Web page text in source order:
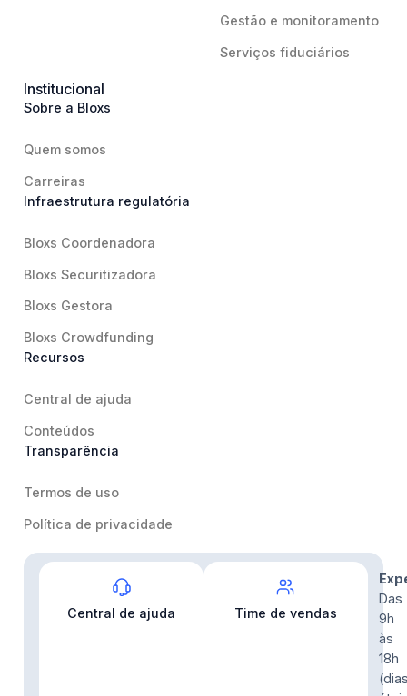
Gestão e monitoramento
Serviços fiduciários
Institucional
Sobre a Bloxs
Quem somos
Carreiras
Infraestrutura regulatória
Bloxs Coordenadora
Bloxs Securitizadora
Bloxs Gestora
Bloxs Crowdfunding
Recursos
Central de ajuda
Conteúdos
Transparência
Termos de uso
Política de privacidade
Central de ajuda Time de vendas
Das
9h
às
18h